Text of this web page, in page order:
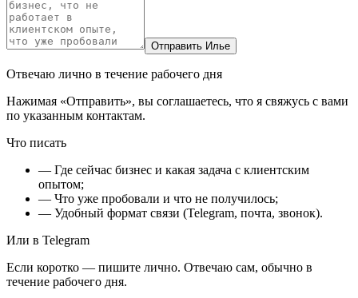
Отправить Илье
Отвечаю лично в течение рабочего дня
Нажимая «Отправить», вы соглашаетесь, что я свяжусь с вами
по указанным контактам.
Что писать
— Где сейчас бизнес и какая задача с клиентским
опытом;
— Что уже пробовали и что не получилось;
— Удобный формат связи (Telegram, почта, звонок).
Или в Telegram
Если коротко — пишите лично. Отвечаю сам, обычно в
течение рабочего дня.